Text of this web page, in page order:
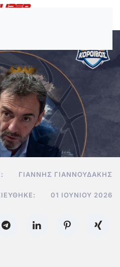
ΓΙΆΝΝΗΣ ΓΙΑΝΝΟΥΔΆΚΗΣ
01 ΙΟΥΝΊΟΥ 2026